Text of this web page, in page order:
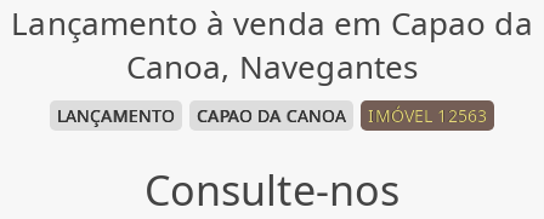
Lançamento à venda em Capao da
Canoa, Navegantes
LANÇAMENTO CAPAO DA CANOA IMÓVEL 12563
Consulte-nos